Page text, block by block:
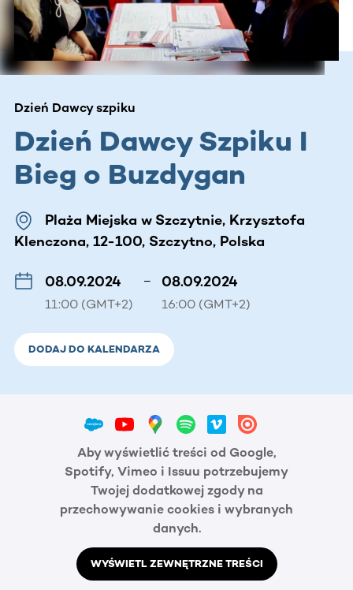
Dzień Dawcy szpiku
Dzień Dawcy Szpiku I
Bieg o Buzdygan
Plaża Miejska w Szczytnie, Krzysztofa
Klenczona, 12-100, Szczytno, Polska
08.09.2024
11:00 (GMT+2)
– 08.09.2024
16:00 (GMT+2)
DODAJ DO KALENDARZA
Aby wyświetlić treści od Google,
Spotify, Vimeo i Issuu potrzebujemy
Twojej dodatkowej zgody na
przechowywanie cookies i wybranych
danych.
WYŚWIETL ZEWNĘTRZNE TREŚCI